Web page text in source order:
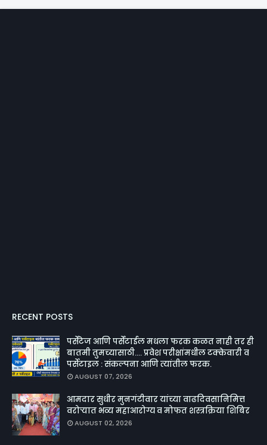
RECENT POSTS
पर्सेंटेज आणि पर्सेंटाईल मधला फरक कळत नाही तर ही
बातमी तुमच्यासाठी.... प्रवेश परीक्षांमधील टक्केवारी व
पर्सेटाइल : संकल्पना आणि त्यांतील फरक.
AUGUST 07, 2026
आमदार सुधीर मुनगंटीवार यांच्या वाढदिवसानिमित्त
वरोऱ्यात भव्य महाआरोग्य व मोफत शस्त्रक्रिया शिबिर
AUGUST 02, 2026